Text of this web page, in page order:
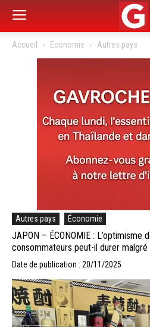
Accueil Économie Autres pays
Autres pays Économie
JAPON – ÉCONOMIE : L’optimisme
consommateurs peut-il durer
Date de publication : 20/11/2025